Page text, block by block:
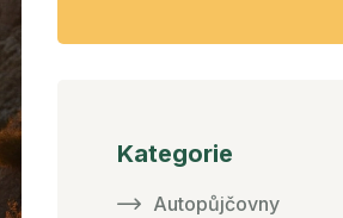
Kategorie
Autopůjčovny